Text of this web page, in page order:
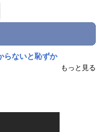
らないと恥ずか
もっと見る